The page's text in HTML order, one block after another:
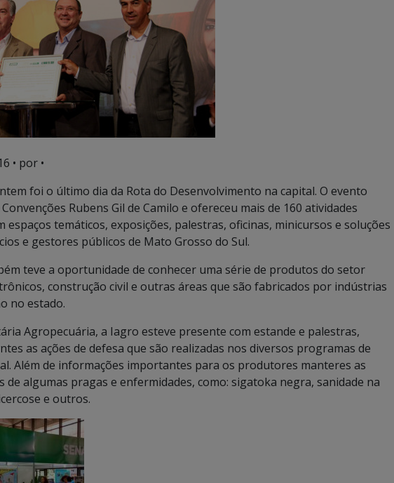
• por •
foi o último dia da Rota do Desenvolvimento na capital. O evento
Rubens Gil de Camilo e ofereceu mais de 160 atividades
temáticos, exposições, palestras, oficinas, minicursos e soluções
e gestores públicos de Mato Grosso do Sul.
teve a oportunidade de conhecer uma série de produtos do setor
construção civil e outras áreas que são fabricados por indústrias
no estado.
Agropecuária, a Iagro esteve presente com estande e palestras,
as ações de defesa que são realizadas nos diversos programas de
Além de informações importantes para os produtores manteres as
de algumas pragas e enfermidades, como: sigatoka negra, sanidade na
e outros.